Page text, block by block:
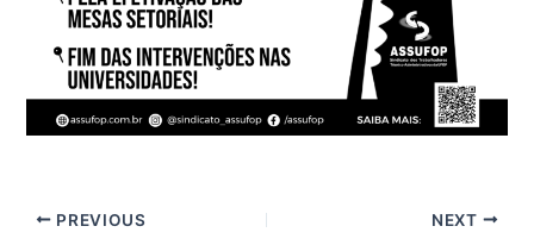
PREVIOUS NEXT